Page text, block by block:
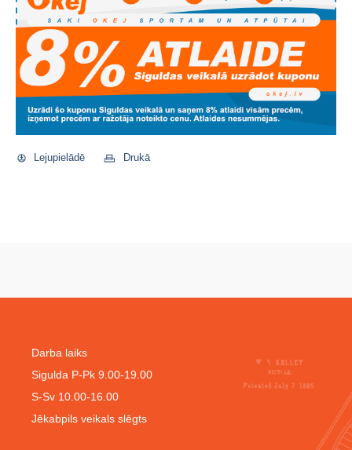
Lejupielādē Drukā
Darba laiks
Sigulda P-Pk 9.00-19.00
S-Sv 10.00-16.00
Jēkabpils veikals slēgts